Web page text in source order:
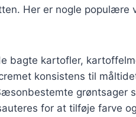
Her er nogle populære
bagte kartofler,
konsistens til
grøntsager
for at tilføje farve